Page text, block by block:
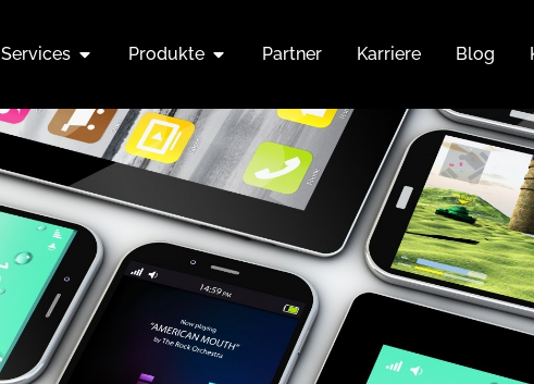
Services Produkte Partner Karriere Blog